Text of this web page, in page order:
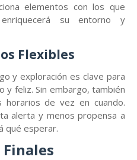
elementos con los que
su entorno y
Flexibles
y exploración es clave para
y feliz. Sin embargo, también
de vez en cuando.
alerta y menos propensa a
qué esperar.